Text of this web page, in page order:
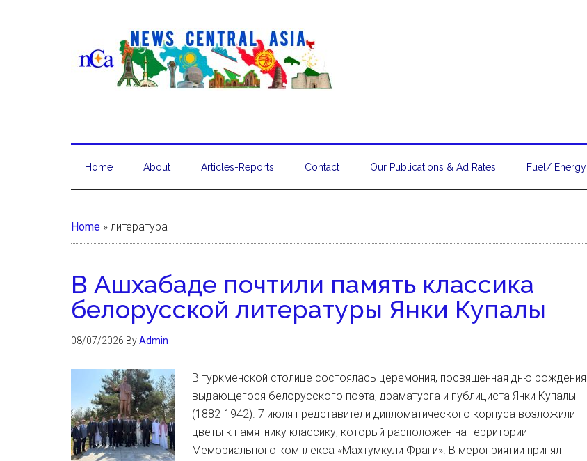
Home About Articles-Reports Contact Our Publications & Ad Rates Fuel/ Energy
Home » литература
В Ашхабаде почтили память классика
белорусской литературы Янки Купалы
08/07/2026 ByAdmin
В туркменской столице состоялась церемония, посвященная дню рождения
выдающегося белорусского поэта, драматурга и публициста Янки Купалы
(1882-1942). 7 июля представители дипломатического корпуса возложили
цветы к памятнику классику, который расположен на территории
Мемориального комплекса «Махтумкули Фраги». В мероприятии принял